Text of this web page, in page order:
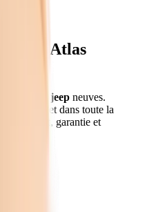
) - Atlas
jeep neuves.
et dans toute la
Essai gratuit, garantie et